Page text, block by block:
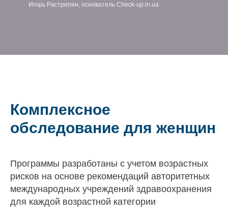
Игорь Растрепин, основатель Check-up.in.ua
Комплексное
обследование для женщин
Программы разработаны с учетом возрастных
рисков на основе рекомендаций авторитетных
международных учреждений здравоохранения
для каждой возрастной категории